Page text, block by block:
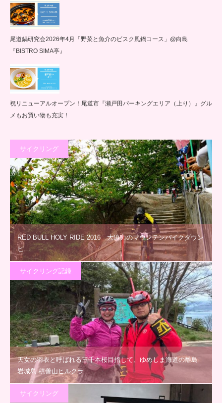
尾道鍋研究会2026年4月「野菜と魚介のビスク風鍋コース」@向島
『BISTRO SIMA亭』
祝リニューアルオープン！尾道市『瀬戸田パーキングエリア（上り）』グル
メもお買い物も充実！
サイクリング
RED BULL HOLY RIDE 2016 大迫力のマウンテンバイクダウン
ヒ…
サイクリング記録
天女の羽衣と呼ばれる三千本桜目指して、ゆめしま海道の離島
岩城島 積善山ヒルクラ…
サイクリング